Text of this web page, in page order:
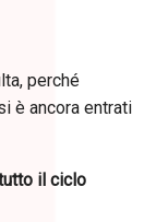
perché
è ancora entrati
il ciclo